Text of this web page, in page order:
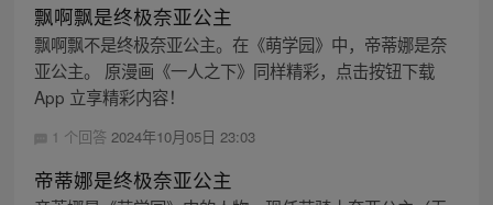
飘啊飘是终极奈亚公主
飘啊飘不是终极奈亚公主。在《萌学园》中，帝蒂娜是奈
亚公主。 原漫画《一人之下》同样精彩，点击按钮下载
App 立享精彩内容！
1 个回答 2024年10月05日 23:03
帝蒂娜是终极奈亚公主